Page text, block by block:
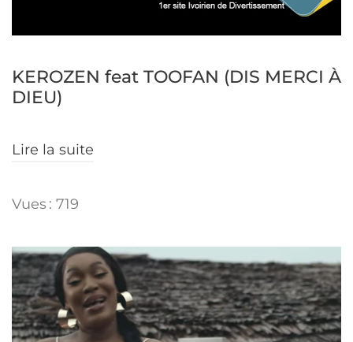
KEROZEN feat TOOFAN (DIS MERCI À
DIEU)
Lire la suite
Vues : 719